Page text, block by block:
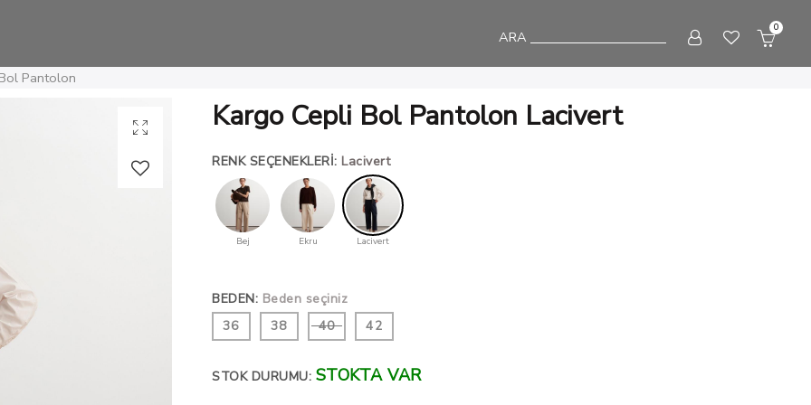
ARA
0
Pantolon
Kargo Cepli Bol Pantolon Lacivert
RENK SEÇENEKLERI: Lacivert
Bej Ekru Lacivert
BEDEN: Beden seçiniz
36
38 40 42
STOK DURUMU: STOKTA VAR